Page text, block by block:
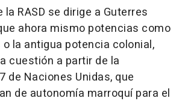
RASD se dirige a Guterres
ahora mismo potencias como
la antigua potencia colonial,
cuestión a partir de la
de Naciones Unidas, que
de autonomía marroquí para el